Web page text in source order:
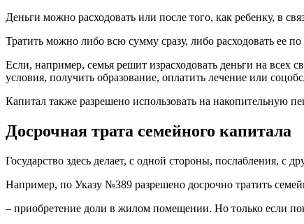
Деньги можно расходовать или после того, как ребенку, в
Тратить можно либо всю сумму сразу, либо расходовать ее
Если, например, семья решит израсходовать деньги на
условия, получить образование, оплатить лечение или
Капитал также разрешено использовать на накопительную
Досрочная трата семейного капитала
Государство здесь делает, с одной стороны, послабления, с
Например, по Указу №389 разрешено досрочно тратить
– приобретение доли в жилом помещении. Но только если